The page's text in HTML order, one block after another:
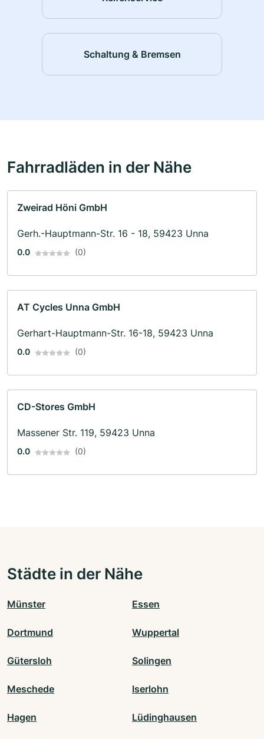
Schaltung & Bremsen
Fahrradläden in der Nähe
Zweirad Höni GmbH
Gerh.-Hauptmann-Str. 16 - 18, 59423 Unna
0.0 (0)
AT Cycles Unna GmbH
Gerhart-Hauptmann-Str. 16-18, 59423 Unna
0.0 (0)
CD-Stores GmbH
Massener Str. 119, 59423 Unna
0.0 (0)
Städte in der Nähe
Münster Essen
Dortmund Wuppertal
Gütersloh Solingen
Meschede Iserlohn
Hagen Lüdinghausen